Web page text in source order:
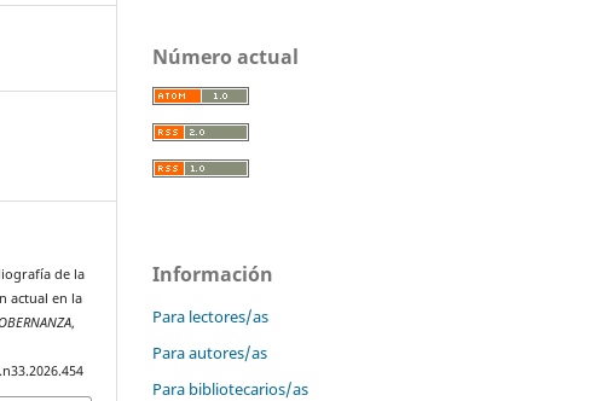
de la
actual en la
,
Número actual
Información
Para lectores/as
Para autores/as
Para bibliotecarios/as